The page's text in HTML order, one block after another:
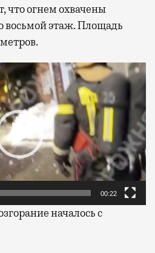
что огнем охвачены
восьмой этаж. Площадь
00:22
началось с